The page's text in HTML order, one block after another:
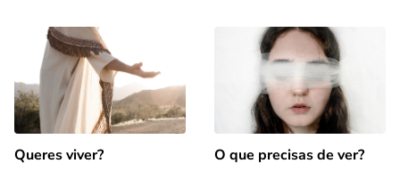
Queres viver? O que precisas de ver?